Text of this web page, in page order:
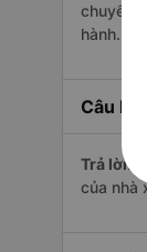
chuyến
hành.
Câu hỏi:
Trả lời:
của nhà